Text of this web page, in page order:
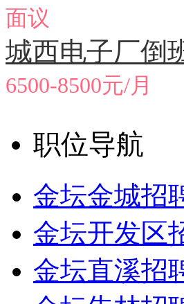
面议
城西电子厂倒
6500-8500元/月
职位导航
金坛金城招
金坛开发区
金坛直溪招